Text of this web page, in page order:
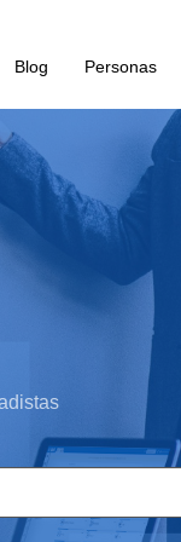
Blog Personas